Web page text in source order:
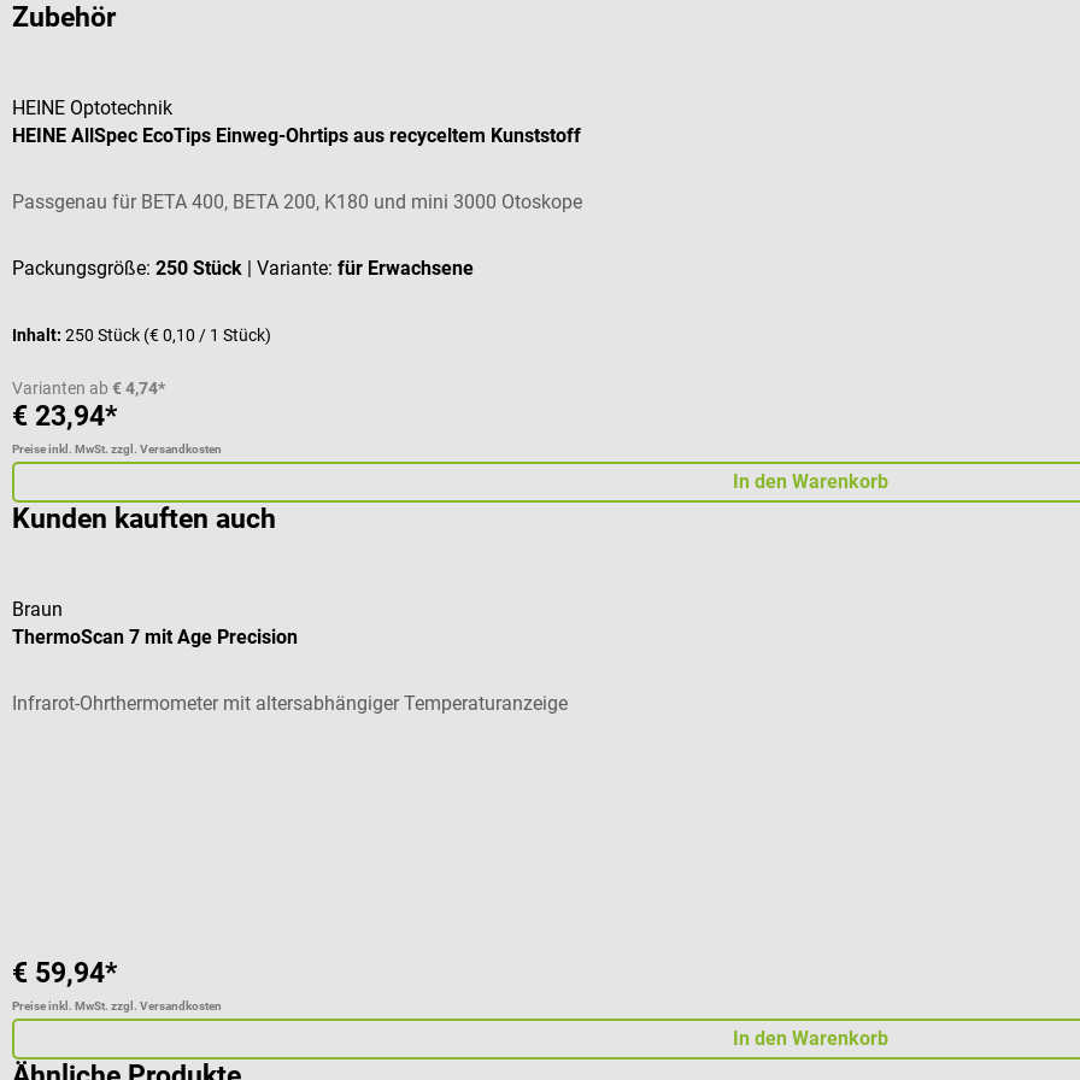
Zubehör
HEINE Optotechnik
HEINE AllSpec EcoTips Einweg-Ohrtips aus recyceltem Kunststoff
Passgenau für BETA 400, BETA 200, K180 und mini 3000 Otoskope
Packungsgröße: 250 Stück | Variante: für Erwachsene
Inhalt: 250 Stück (€ 0,10 / 1 Stück)
Varianten ab € 4,74*
€ 23,94*
Preise inkl. MwSt. zzgl. Versandkosten
In den Warenkorb
Kunden kauften auch
Braun
ThermoScan 7 mit Age Precision
Infrarot-Ohrthermometer mit altersabhängiger Temperaturanzeige
€ 59,94*
Preise inkl. MwSt. zzgl. Versandkosten
In den Warenkorb